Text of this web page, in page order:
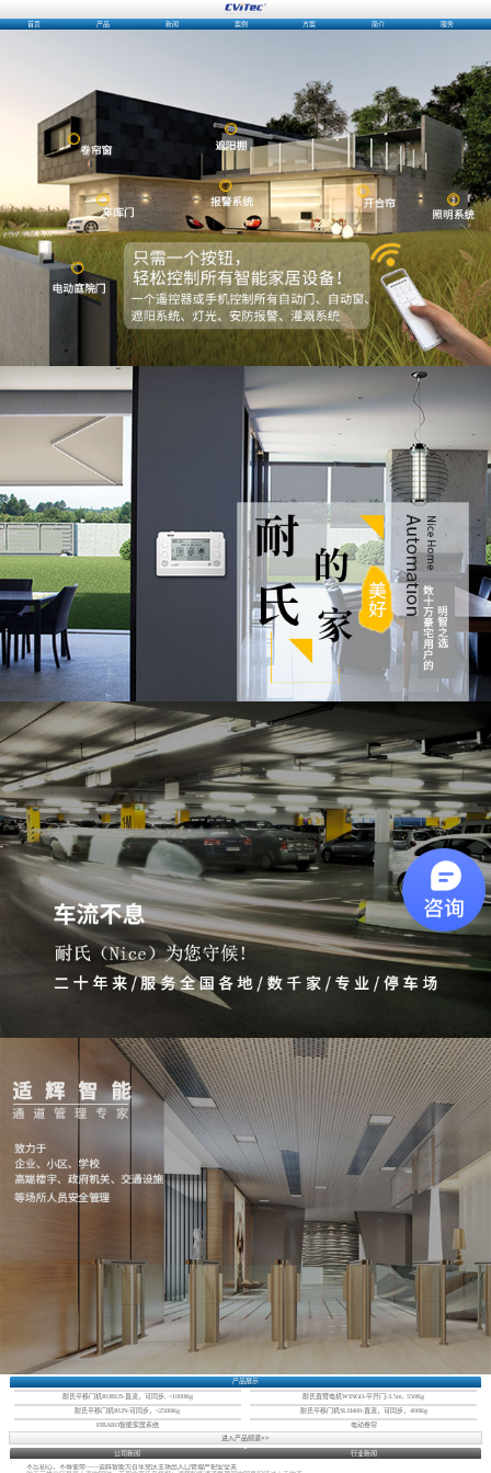
首页 产品 新闻 案例 方案 简介 服务
产品展示
耐氏平移门机ROBUS-直流，可同步, <1000Kg 耐氏直臂电机WINGO-平开门-3.5m, 550Kg
耐氏平移门机RUN-可同步，<2500Kg 耐氏平移门机SLH400-直流，可同步，400Kg
FIBARO智能家居系统
电动卷帘
进入产品频道>>
公司新闻
行业新闻
不忘初心，不辱使命——适辉智能为百年党庆主场出入口管理严把安全关